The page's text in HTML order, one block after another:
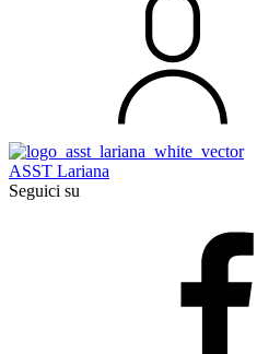
ASST Lariana
Seguici su